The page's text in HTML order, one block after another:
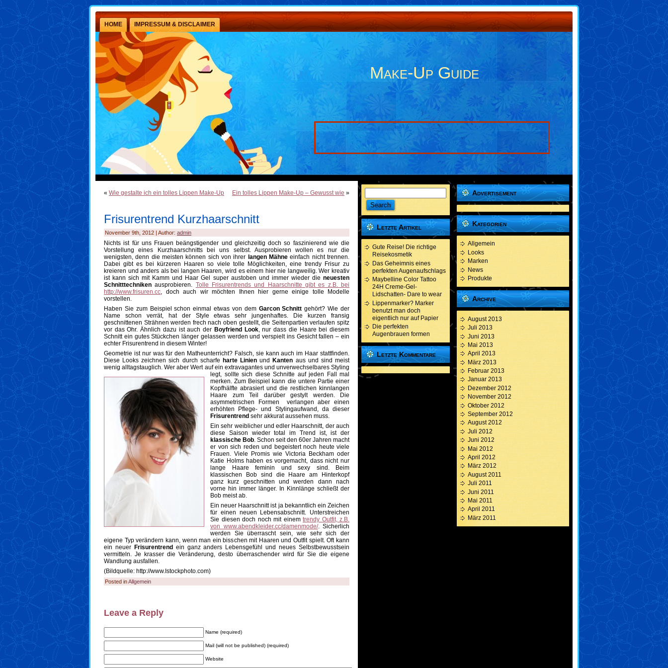
HOME IMPRESSUM & DISCLAIMER
Make-Up Guide
« Wie gestalte ich ein tolles Lippen Make-Up Ein tolles Lippen Make-Up – Gewusst wie »
Frisurentrend Kurzhaarschnitt
November 9th, 2012 | Author: admin
Nichts ist für uns Frauen beängstigender und gleichzeitig doch so faszinierend wie die
Vorstellung eines Kurzhaarschnitts bei uns selbst. Ausprobieren wollen es nur die
wenigsten, denn die meisten können sich von ihrer langen Mähneeinfach nicht trennen.
Dabei gibt es bei kürzeren Haaren so viele tolle Möglichkeiten, eine trendy Frisur zu
kreieren und anders als bei langen Haaren, wird es einem hier nie langweilig. Wer kreativ
ist kann sich mit Kamm und Haar Gel super austoben und immer wieder die neuesten
Schnitttechniken ausprobieren. Tolle Frisurentrends und Haarschnitte gibt es z.B. bei
http://www.frisuren.cc , doch auch wir möchten Ihnen hier gerne einige tolle Modelle
vorstellen.
Haben Sie zum Beispiel schon einmal etwas von dem Garcon Schnitt gehört? Wie der
Name schon verrät, hat der Style etwas sehr jungenhaftes. Die kurzen fransig
geschnittenen Strähnen werden frech nach oben gestellt, die Seitenpartien verlaufen spitz
vor das Ohr. Ähnlich dazu ist auch der Boyfriend Look, nur dass die Haare bei diesem
Schnitt ein gutes Stückchen länger gelassen werden und verspielt ins Gesicht fallen – ein
echter Frisurentrend in diesem Winter!
Geometrie ist nur was für den Matheunterricht? Falsch, sie kann auch im Haar stattfinden.
Diese Looks zeichnen sich durch scharfe harte Linien undKanten aus und sind meist
wenig alltagstauglich. Wer aber Wert auf ein extravagantes und unverwechselbares Styling
legt, sollte sich diese Schnitte auf jeden Fall mal
merken. Zum Beispiel kann die untere Partie einer
Kopfhälfte abrasiert und die restlichen kinnlangen
Haare zum Teil darüber gestylt werden. Die
asymmetrischen Formen verlangen aber einen
erhöhten Pflege- und Stylingaufwand, da dieser
Frisurentrend sehr akkurat aussehen muss.
Ein sehr weiblicher und edler Haarschnitt, der auch
diese Saison wieder total im Trend ist, ist der
klassische Bob . Schon seit den 60er Jahren macht
er von sich reden und begeistert noch heute viele
Frauen. Viele Promis wie Victoria Beckham oder
Katie Holms haben es vorgemacht, dass nicht nur
lange Haare feminin und sexy sind. Beim
klassischen Bob sind die Haare am Hinterkopf
ganz kurz geschnitten und werden dann nach
vorne hin immer länger. In Kinnlänge schließt der
Bob meist ab.
Ein neuer Haarschnitt ist ja bekanntlich ein Zeichen
für einen neuen Lebensabschnitt. Unterstreichen
Sie diesen doch noch mit einem trendy Outfit, z.B.
von www.abendkleider.cc/damenmode/. Sicherlich
werden Sie überrascht sein, wie sehr sich der
eigene Typ verändern kann, wenn man ein bisschen mit Haaren und Outfit spielt. Oft kann
ein neuer Frisurentrendein ganz anders Lebensgefühl und neues Selbstbewusstsein
vermitteln. Je krasser die Veränderung, desto überraschender wird für Sie die eigene
Wandlung ausfallen.
(Bildquelle: http://www.Istockphoto.com)
Posted inAllgemein
Leave a Reply
Name (required)
Mail (will not be published) (required)
Website
Letzte Artikel
Gute Reise! Die richtige
Reisekosmetik
Das Geheimnis eines
perfekten Augenaufschlags
Maybelline Color Tattoo
24H Creme-Gel-
Lidschatten- Dare to wear
Lippenmarker? Marker
benutzt man doch
eigentlich nur auf Papier
Die perfekten
Augenbrauen formen
Letzte Kommentare
Advertisement
Kategorien
Allgemein
Looks
Marken
News
Produkte
Archive
August 2013
Juli 2013
Juni 2013
Mai 2013
April 2013
März 2013
Februar 2013
Januar 2013
Dezember 2012
November 2012
Oktober 2012
September 2012
August 2012
Juli 2012
Juni 2012
Mai 2012
April 2012
März 2012
August 2011
Juli 2011
Juni 2011
Mai 2011
April 2011
März 2011